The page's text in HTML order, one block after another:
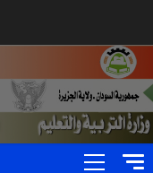
content